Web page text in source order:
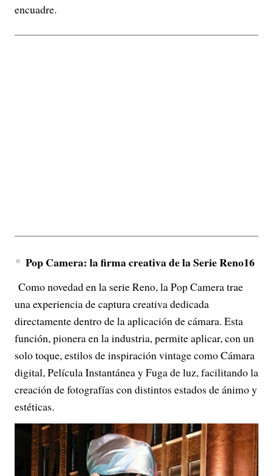
encuadre.
Pop Camera: la firma creativa de la Serie Reno16
Como novedad en la serie Reno, la Pop Camera trae
una experiencia de captura creativa dedicada
directamente dentro de la aplicación de cámara. Esta
función, pionera en la industria, permite aplicar, con un
solo toque, estilos de inspiración vintage como Cámara
digital, Película Instantánea y Fuga de luz, facilitando la
creación de fotografías con distintos estados de ánimo y
estéticas.